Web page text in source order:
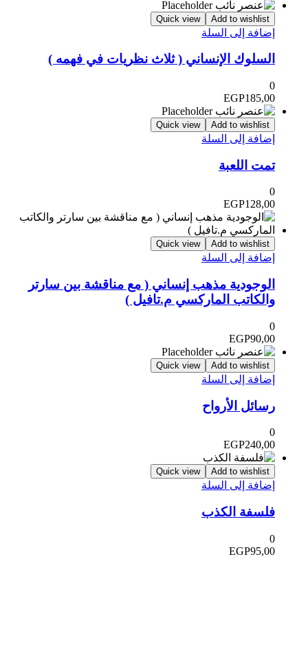
Add to wishlist
Quick view
إضافة إلى السلة
السلوك الإنساني ( ثلاث نظريات في فهمه )
0
EGP185,00
Add to wishlist
Quick view
إضافة إلى السلة
تمت اللعبة
0
EGP128,00
Add to wishlist
Quick view
إضافة إلى السلة
الوجودية مذهب إنساني ( مع مناقشة بين سارتر
والكاتب الماركسي م.تافيل )
0
EGP90,00
Add to wishlist
Quick view
إضافة إلى السلة
رسائل الأرواح
0
EGP240,00
Add to wishlist
Quick view
إضافة إلى السلة
فلسفة الكذب
0
EGP95,00